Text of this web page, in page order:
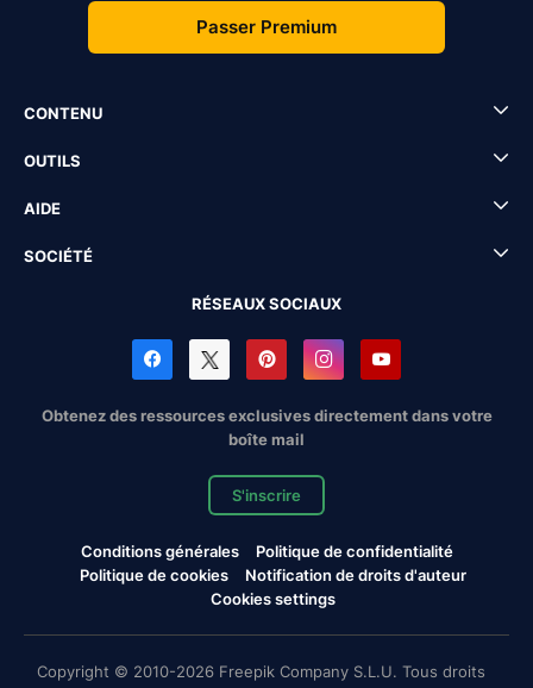
Passer Premium
CONTENU
OUTILS
AIDE
SOCIÉTÉ
RÉSEAUX SOCIAUX
Obtenez des ressources exclusives directement dans votre
boîte mail
S'inscrire
Conditions générales
Politique de confidentialité
Politique de cookies
Notification de droits d'auteur
Cookies settings
Copyright © 2010-2026 Freepik Company S.L.U. Tous droits